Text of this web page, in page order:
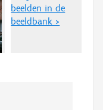
beelden in de
beeldbank >